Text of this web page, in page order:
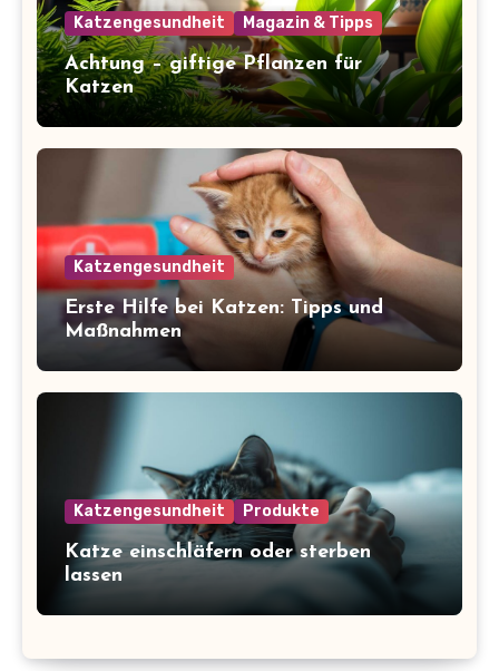
Katzengesundheit Magazin & Tipps
Achtung – giftige Pflanzen für
Katzen
Katzengesundheit
Erste Hilfe bei Katzen: Tipps und
Maßnahmen
Katzengesundheit Produkte
Katze einschläfern oder sterben
lassen